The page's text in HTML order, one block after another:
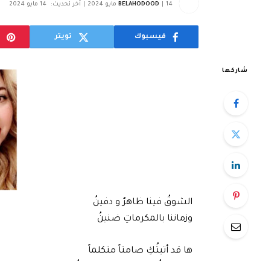
BELAHODOOD 14 مايو 2024 آخر تحديث: 14 مايو 2024
فيسبوك تويتر
شاركها
الشوقُ فينا ظاهرٌ و دفينُ
وزماننا بالمكرماتِ ضنينُ
ها قد أتيتُكِ صامتاً متكلماً